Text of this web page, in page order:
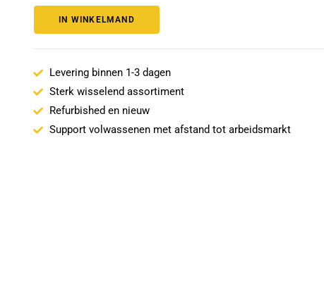
IN WINKELMAND
Levering binnen 1-3 dagen
Sterk wisselend assortiment
Refurbished en nieuw
Support volwassenen met afstand tot arbeidsmarkt